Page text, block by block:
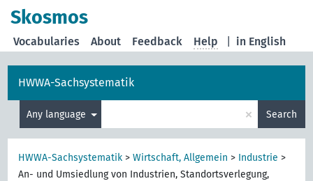
Skosmos
in English
Vocabularies About Feedback Help
HWWA-Sachsystematik
Any language × Search
HWWA-Sachsystematik >Wirtschaft, Allgemein > Industrie >
An- und Umsiedlung von Industrien, Standortsverlegung,